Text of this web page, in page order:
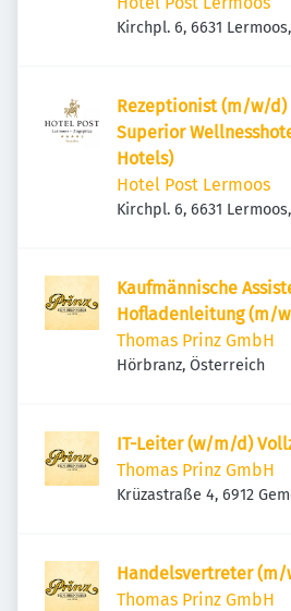
Kirchpl. 6, 6631
Rezeptionist (m/w/d)
Superior
Hotels)
Hotel Post Lermoos
Kirchpl. 6, 6631
Kaufmännische
Hofladenleitung (m/
Thomas Prinz GmbH
Hörbranz, Österreich
IT-Leiter (w/m/d)
Thomas Prinz GmbH
Krüzastraße 4, 6912
Handelsvertreter
Thomas Prinz GmbH